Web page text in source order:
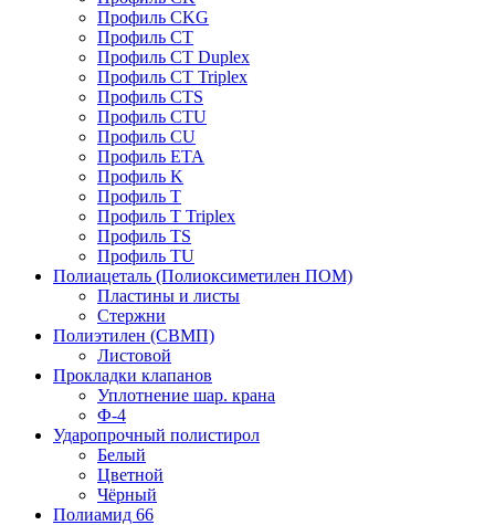
Профиль CKG
Профиль CT
Профиль CT Duplex
Профиль CT Triplex
Профиль CTS
Профиль CTU
Профиль CU
Профиль ETA
Профиль K
Профиль T
Профиль T Triplex
Профиль TS
Профиль TU
Полиацеталь (Полиоксиметилен ПОМ)
Пластины и листы
Стержни
Полиэтилен (СВМП)
Листовой
Прокладки клапанов
Уплотнение шар. крана
Ф-4
Ударопрочный полистирол
Белый
Цветной
Чёрный
Полиамид 66